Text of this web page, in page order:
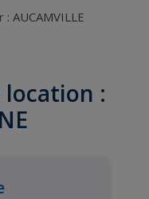
AUCAMVILLE
location :